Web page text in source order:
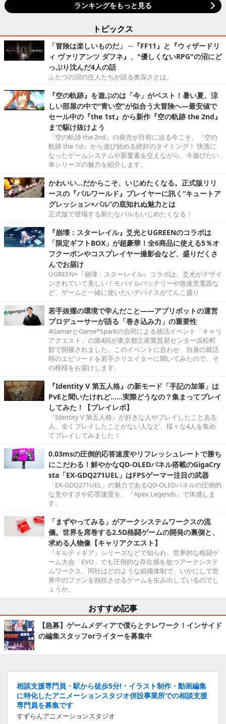
ランキングをもっと見る
トピックス
「冒険は楽しいものだ」 ─『FF11』と『ウィザードリ
ィ ヴァリアンツ ダフネ』、"優しくないRPG"の沼にど
っぷり沈んだ4人の話
ふたつの沼の住人たちが語る奥深さとは。
『空の軌跡』を遊ぶのは「今」がベスト！暑い夏、涼
しい部屋の中で“青い空”が似合う大冒険へ―最安値で
セール中の『the 1st』から新作『空の軌跡 the 2nd』
まで駆け抜けよう
『空の軌跡 the 2nd』の発売が目前に迫る今こそ、『空の
軌跡 the 1st』から遊び始める絶好のタイミング！ 快適に
なったゲームシステムや新要素を交えながら、今遊びたい
本シリーズの魅力を紹介します。
かわいい…だからこそ、いじめたくなる。正式版リリ
ースの『パルワールド』プレイヤーに訊く“キュートア
グレッション×パル”の底知れぬ魅力とは
正式版で登場する新たなパルもいじめたくなる！
『崩壊：スターレイル』爻光とUGREENのコラボは
「限定ギフトBOX」が超豪華！全6商品に使える5％オ
フクーポンやコスプレイヤー撮影会など、盛りだくさ
んでお届け
UGREEN×『崩壊：スターレイル』コラボは、爻光がデザイ
ンされていて美しい！モバイルバッテリーや急速充電器な
ど、ゲームと一緒に使いたいデバイスがてんこ盛り
若手抜擢の環境で学んだこと――アプリボットの運営
プロデューサーが語る「巻き込み力」の重要性
4GamerとGame*Sparkの合同による就活イベント「キャリ
アクエスト」の第4回が東京都立産業貿易センター浜松町
館で開催されました。このイベントに合わせ、自身の就活
時のエピソードを若手クリエイターに聞いてみたので、そ
の模様をお届けします。
『Identity V 第五人格』の新モード「手記の加筆」は
PvEと聞いたけれど……実際どうなの？集まってプレイ
してみた！【プレイレポ】
『Identity V 第五人格』が好きな人やプレイしたことある
人、全くプレイしたことがない人など、様々な4人を集め
てプレイしてみました！
0.03msの圧倒的応答速度やリフレッシュレートで勝ち
にこだわる！鮮やかなQD-OLEDパネル搭載のGigaCry
sta「EX-GDQ271UEL」はFPSゲーマー注目の武器
「EX-GDQ271UEL」の魅力であるQD-OLEDパネルの圧倒的
な見やすさや応答速度を、『Apex Legends』で体感しま
す。
「まずやってみる」がアークシステムワークスの流
儀。世界を席巻する2.5D格闘ゲームの開発の裏側と、
求める人物像【キャリアクエスト】
『ギルティギア』シリーズなどで知られ、世界的な格闘ゲ
ーム大会「EVO」でも圧倒的な存在感を放つアークシステ
ムワークス。同社はどのような組織体制で、いかにして世
界中のファンを熱狂させるゲームを生み出しているのでし
ょうか。
おすすめ記事
【急募】ゲームメディアで僕らとテレワーク！インサイド
の編集スタッフorライターを募集中
相談支援専門員・駅から徒歩5分!・イラスト制作・動画編集
に特化したアニメーションスタジオ併設事業所での相談支援
専門員を募集です
すずらんアニメーションスタジオ